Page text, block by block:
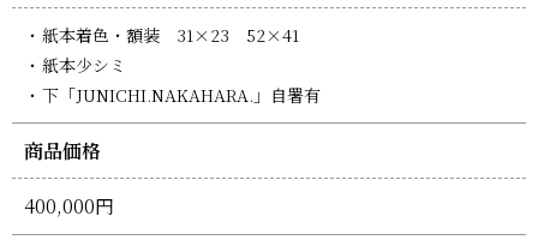
紙本着色・額装 31×23 52×41
紙本少シミ
下「JUNICHI.NAKAHARA.」自署有
商品価格
400,000円